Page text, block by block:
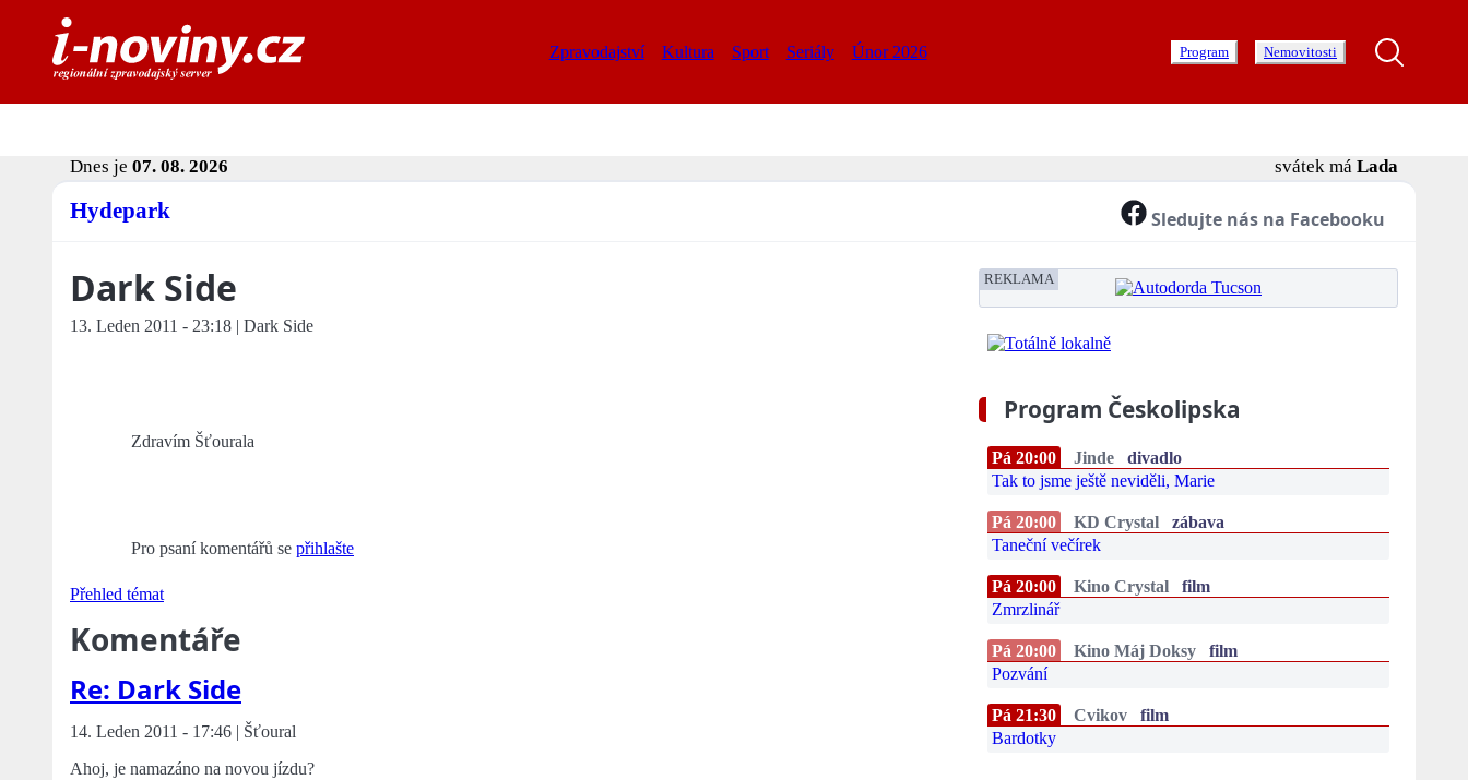
Zpravodajství Kultura Sport Seriály Únor 2026 Program Nemovitosti
Dnes je 07. 08. 2026 svátek má Lada
Hydepark Sledujte nás na Facebooku
Dark Side
13. Leden 2011 - 23:18 | Dark Side
Zdravím Šťourala
Pro psaní komentářů se přihlašte
Přehled témat
Komentáře
Re: Dark Side
14. Leden 2011 - 17:46 | Šťoural
Ahoj, je namazáno na novou jízdu?
REKLAMA
Program Českolipska
Pá 20:00 Jinde
divadlo
Tak to jsme ještě neviděli, Marie
Pá 20:00 KD Crystal
zábava
Taneční večírek
Pá 20:00 Kino Crystal
film
Zmrzlinář
Pá 20:00 Kino Máj Doksy
film
Pozvání
Pá 21:30 Cvikov
film
Bardotky